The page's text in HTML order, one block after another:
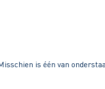
is één van